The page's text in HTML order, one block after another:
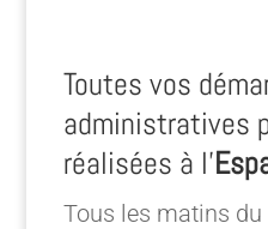
Toutes vos
administratives
réalisées à l’
Tous les matins